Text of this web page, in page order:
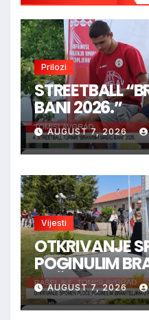
Prilozi
STREETBALL
BANI 2026.”
AUGUST 7, 2026
Vijesti
OTKRIVANJE
POGINULIM
RAŠELJKAMA
AUGUST 7, 2026